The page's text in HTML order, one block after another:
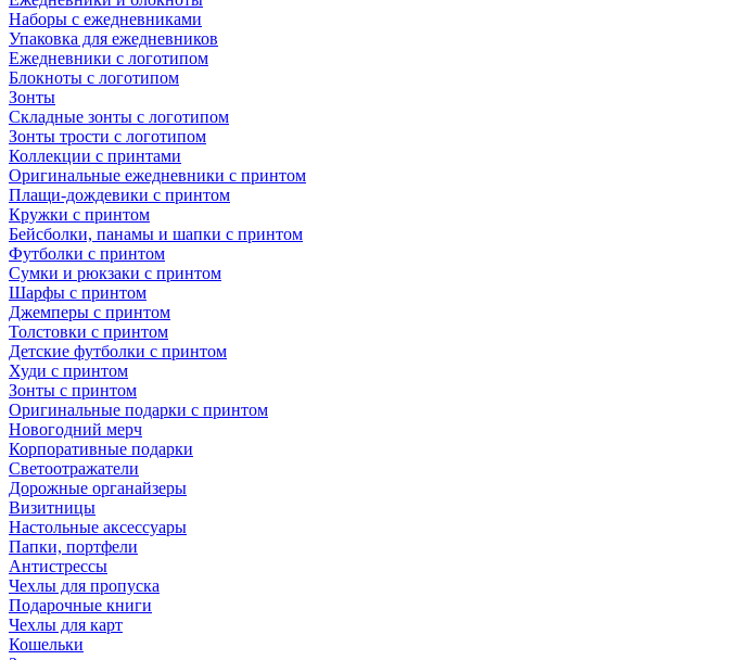
Наборы с ежедневниками
Упаковка для ежедневников
Ежедневники с логотипом
Блокноты с логотипом
Зонты
Складные зонты с логотипом
Зонты трости с логотипом
Коллекции с принтами
Оригинальные ежедневники с принтом
Плащи-дождевики с принтом
Кружки с принтом
Бейсболки, панамы и шапки с принтом
Футболки с принтом
Сумки и рюкзаки с принтом
Шарфы с принтом
Джемперы с принтом
Толстовки с принтом
Детские футболки с принтом
Худи с принтом
Зонты с принтом
Оригинальные подарки с принтом
Новогодний мерч
Корпоративные подарки
Светоотражатели
Дорожные органайзеры
Визитницы
Настольные аксессуары
Папки, портфели
Антистрессы
Чехлы для пропуска
Подарочные книги
Чехлы для карт
Кошельки